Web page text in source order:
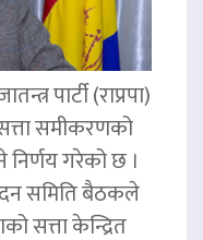
पार्टी (राप्रपा)
समीकरणको
गरेको छ ।
समिति बैठकले
सत्ता केन्द्रित